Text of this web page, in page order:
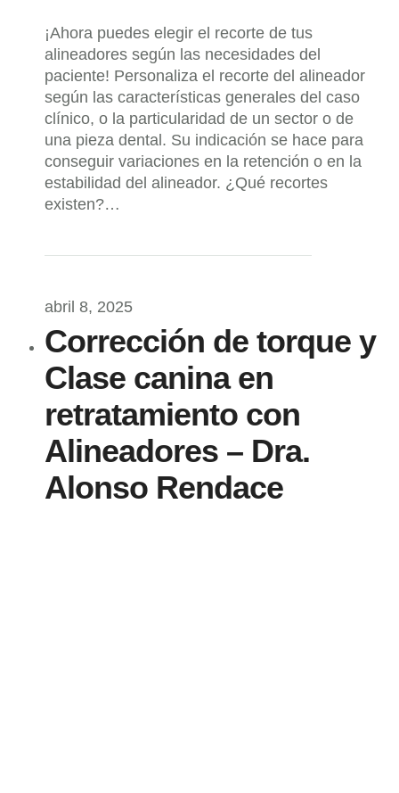
¡Ahora puedes elegir el recorte de tus
alineadores según las necesidades del
paciente! Personaliza el recorte del alineador
según las características generales del caso
clínico, o la particularidad de un sector o de
una pieza dental. Su indicación se hace para
conseguir variaciones en la retención o en la
estabilidad del alineador. ¿Qué recortes
existen?…
abril 8, 2025
Corrección de torque y
Clase canina en
retratamiento con
Alineadores – Dra.
Alonso Rendace